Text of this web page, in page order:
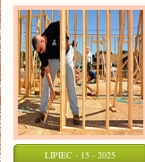
LIPIEC - 15 - 2025